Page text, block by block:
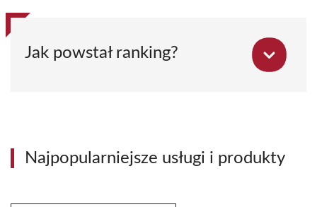
Jak powstał ranking?
Najpopularniejsze usługi i produkty